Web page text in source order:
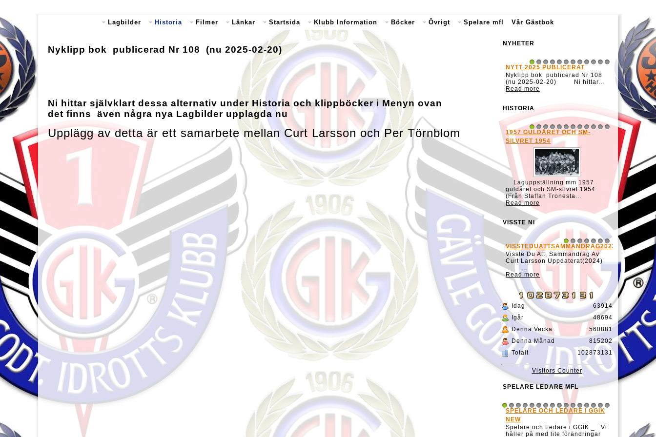
Lagbilder Historia Filmer Länkar Startsida Klubb Information Böcker Övrigt Spelare mfl Vår Gästbok
Nyklipp bok publicerad Nr 108 (nu 2025-02-20)
Ni hittar självklart dessa alternativ under Historia och klippböcker i Menyn ovan
det finns även några nya Lagbilder upplagda nu
Upplägg av detta är ett samarbete mellan Curt Larsson och Per Törnblom
NYHETER
1 2 3 4 5 6 7 8 9
NYTT 2025 PUBLICERAT
Nyklipp bok publicerad Nr 108
(nu 2025-02-20) Ni hittar...
Read more
HISTORIA
1 2 3 4 5 6 7 8 9
1957 GULDÅRET OCH SM-
SILVRET 1954
Laguppställning mm 1957
guldåret och SM-silvret 1954
(Från Staffan Tronesta...
Read more
VISSTE NI
1 2 3 4 5 6 7
VISSTEDUATTSAMMANDRAG20231127
Visste Du Att, Sammandrag Av
Curt Larsson Uppdaterat(2024)
...
Read more
Idag
Igår
Denna Vecka
Denna Månad
Totalt
63914
48694
560881
815202
102873131
Visitors Counter
SPELARE LEDARE MFL
2 3 4 5 6 7 8 9 10111213141516
SPELARE OCH LEDARE I GGIK
NEW
Spelare och Ledare i GGIK _ Vi
håller på med lite förändringar